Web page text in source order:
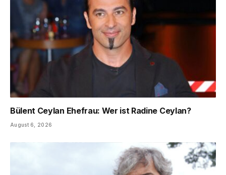
Bülent Ceylan Ehefrau: Wer ist Radine Ceylan?
August 6, 2026